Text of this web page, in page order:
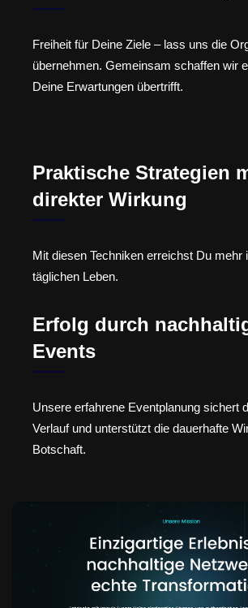
Freiheit für Deine Ziele – lass uns die
übernehmen. Gemeinsam schaffen wir
Deine Erwartungen übertrifft.
Praktische Strategien
direkter Wirkung
Mit diesen Techniken erreichst Du mehr
täglichen Leben.
Erfolg durch
Events
Unsere erfahrene Eventplanung sichert
Verlauf und unterstützt die dauerhafte
Botschaft.